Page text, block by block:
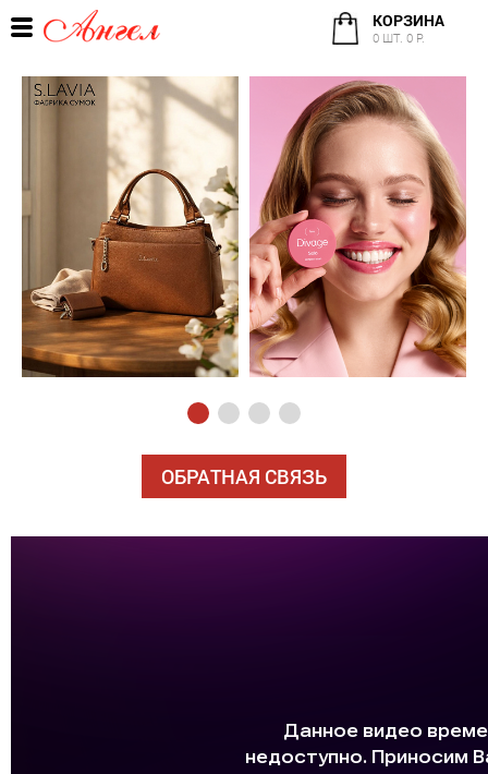
КОРЗИНА
0 ШТ. 0 Р.
ОБРАТНАЯ СВЯЗЬ